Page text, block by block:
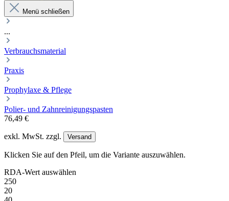
Menü schließen
...
Verbrauchsmaterial
Praxis
Prophylaxe & Pflege
Polier- und Zahnreinigungspasten
76,49 €
exkl. MwSt. zzgl. Versand
Klicken Sie auf den Pfeil, um die Variante auszuwählen.
RDA-Wert auswählen
250
20